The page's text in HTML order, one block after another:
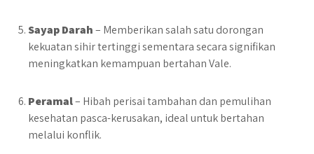
Sayap Darah– Memberikan salah satu dorongan
kekuatan sihir tertinggi sementara secara signifikan
meningkatkan kemampuan bertahan Vale.
Peramal– Hibah perisai tambahan dan pemulihan
kesehatan pasca-kerusakan, ideal untuk bertahan
melalui konflik.